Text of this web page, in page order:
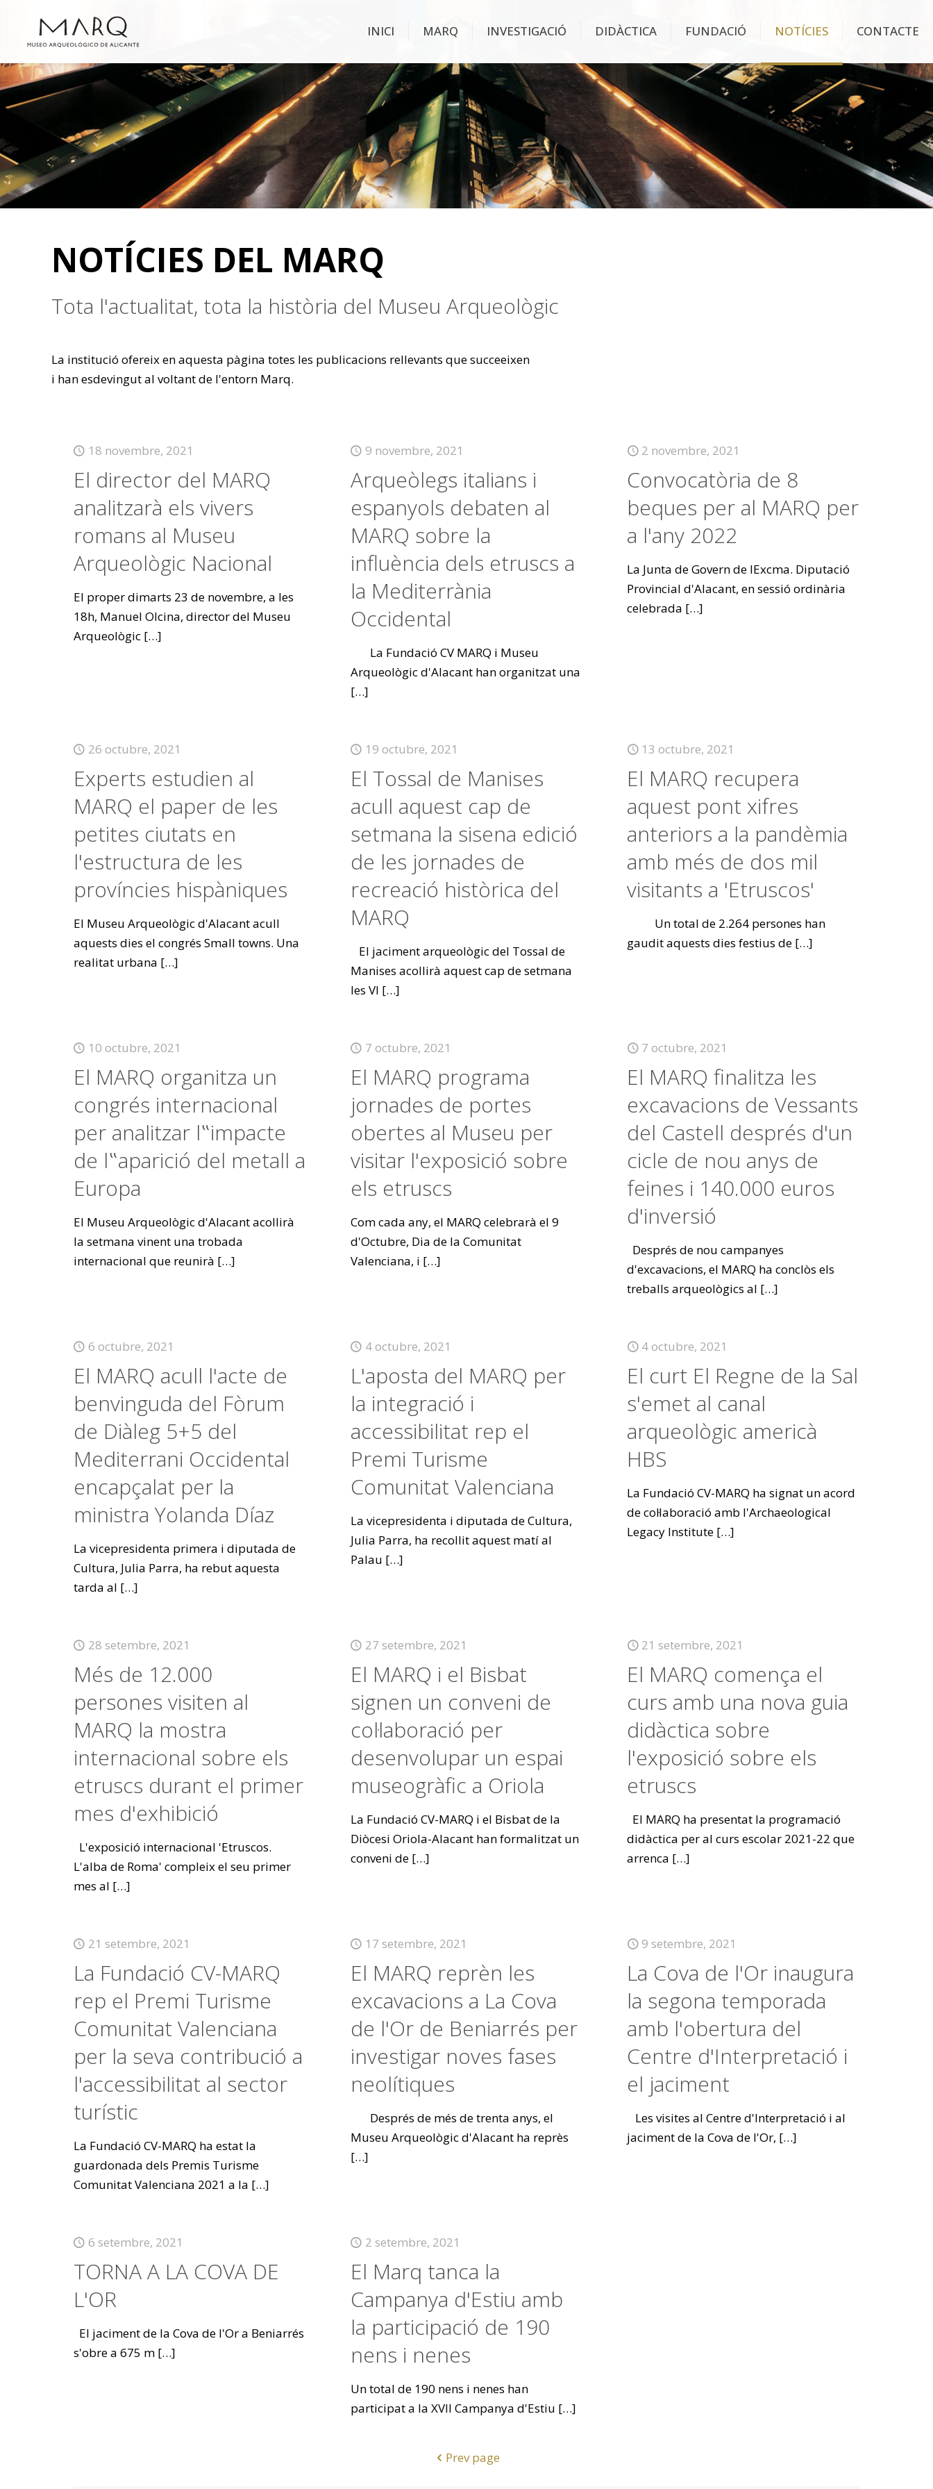
INICI MARQ INVESTIGACIÓ DIDÀCTICA FUNDACIÓ NOTÍCIES CONTACTE
NOTÍCIES DEL MARQ
Tota l'actualitat, tota la història del Museu Arqueològic
La institució ofereix en aquesta pàgina totes les publicacions rellevants que succeeixen
i han esdevingut al voltant de l'entorn Marq.
18 novembre, 2021
El director del MARQ
analitzarà els vivers
romans al Museu
Arqueològic Nacional
El proper dimarts 23 de novembre, a les
18h, Manuel Olcina, director del Museu
Arqueològic[…]
9 novembre, 2021
Arqueòlegs italians i
espanyols debaten al
MARQ sobre la
influència dels etruscs a
la Mediterrània
Occidental
La Fundació CV MARQ i Museu
Arqueològic d'Alacant han organitzat una
[…]
2 novembre, 2021
Convocatòria de 8
beques per al MARQ per
a l'any 2022
La Junta de Govern de lExcma. Diputació
Provincial d'Alacant, en sessió ordinària
celebrada […]
26 octubre, 2021
Experts estudien al
MARQ el paper de les
petites ciutats en
l'estructura de les
províncies hispàniques
El Museu Arqueològic d'Alacant acull
aquests dies el congrés Small towns. Una
realitat urbana […]
19 octubre, 2021
El Tossal de Manises
acull aquest cap de
setmana la sisena edició
de les jornades de
recreació històrica del
MARQ
El jaciment arqueològic del Tossal de
Manises acollirà aquest cap de setmana
les VI […]
13 octubre, 2021
El MARQ recupera
aquest pont xifres
anteriors a la pandèmia
amb més de dos mil
visitants a 'Etruscos'
Un total de 2.264 persones han
gaudit aquests dies festius de […]
10 octubre, 2021
El MARQ organitza un
congrés internacional
per analitzar l‟impacte
de l‟aparició del metall a
Europa
El Museu Arqueològic d'Alacant acollirà
la setmana vinent una trobada
internacional que reunirà […]
7 octubre, 2021
El MARQ programa
jornades de portes
obertes al Museu per
visitar l'exposició sobre
els etruscs
Com cada any, el MARQ celebrarà el 9
d'Octubre, Dia de la Comunitat
Valenciana, i […]
7 octubre, 2021
El MARQ finalitza les
excavacions de Vessants
del Castell després d'un
cicle de nou anys de
feines i 140.000 euros
d'inversió
Després de nou campanyes
d'excavacions, el MARQ ha conclòs els
treballs arqueològics al […]
6 octubre, 2021
El MARQ acull l'acte de
benvinguda del Fòrum
de Diàleg 5+5 del
Mediterrani Occidental
encapçalat per la
ministra Yolanda Díaz
La vicepresidenta primera i diputada de
Cultura, Julia Parra, ha rebut aquesta
tarda al […]
4 octubre, 2021
L'aposta del MARQ per
la integració i
accessibilitat rep el
Premi Turisme
Comunitat Valenciana
La vicepresidenta i diputada de Cultura,
Julia Parra, ha recollit aquest matí al
Palau […]
4 octubre, 2021
El curt El Regne de la Sal
s'emet al canal
arqueològic americà
HBS
La Fundació CV-MARQ ha signat un acord
de col·laboració amb l'Archaeological
Legacy Institute […]
28 setembre, 2021
Més de 12.000
persones visiten al
MARQ la mostra
internacional sobre els
etruscs durant el primer
mes d'exhibició
L'exposició internacional 'Etruscos.
L'alba de Roma' compleix el seu primer
mes al […]
27 setembre, 2021
El MARQ i el Bisbat
signen un conveni de
col·laboració per
desenvolupar un espai
museogràfic a Oriola
La Fundació CV-MARQ i el Bisbat de la
Diòcesi Oriola-Alacant han formalitzat un
conveni de[…]
21 setembre, 2021
El MARQ comença el
curs amb una nova guia
didàctica sobre
l'exposició sobre els
etruscs
El MARQ ha presentat la programació
didàctica per al curs escolar 2021-22 que
arrenca […]
21 setembre, 2021
La Fundació CV-MARQ
rep el Premi Turisme
Comunitat Valenciana
per la seva contribució a
l'accessibilitat al sector
turístic
La Fundació CV-MARQ ha estat la
guardonada dels Premis Turisme
Comunitat Valenciana 2021 a la […]
17 setembre, 2021
El MARQ reprèn les
excavacions a La Cova
de l'Or de Beniarrés per
investigar noves fases
neolítiques
Després de més de trenta anys, el
Museu Arqueològic d'Alacant ha reprès
[…]
9 setembre, 2021
La Cova de l'Or inaugura
la segona temporada
amb l'obertura del
Centre d'Interpretació i
el jaciment
Les visites al Centre d'Interpretació i al
jaciment de la Cova de l'Or, […]
6 setembre, 2021
TORNA A LA COVA DE
L'OR
El jaciment de la Cova de l'Or a Beniarrés
s'obre a 675 m[…]
2 setembre, 2021
El Marq tanca la
Campanya d'Estiu amb
la participació de 190
nens i nenes
Un total de 190 nens i nenes han
participat a la XVII Campanya d'Estiu […]
Prev page